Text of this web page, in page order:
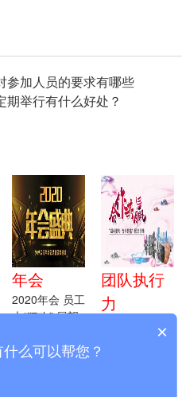
参加人员的要求有哪些
举行有什么好处？
年会
2020年会 员工
大“狂欢” 展望
团队执行
力
标 就是战斗力
×
么可以帮您？